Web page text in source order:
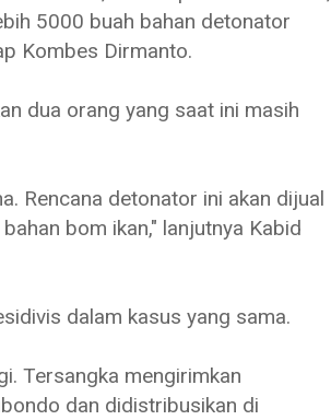
5000 buah bahan detonator
Kombes Dirmanto.
dua orang yang saat ini masih
Rencana detonator ini akan dijual
bom ikan," lanjutnya Kabid
dalam kasus yang sama.
Tersangka mengirimkan
dan didistribusikan di